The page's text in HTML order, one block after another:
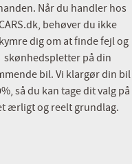
er vi forberedt og
i forhold til danske
Når du handler hos
behøver du ikke
dig om at finde fejl og
skønhedspletter på din
bil. Vi klargør din bil
så du kan tage dit valg på
ærligt og reelt grundlag.